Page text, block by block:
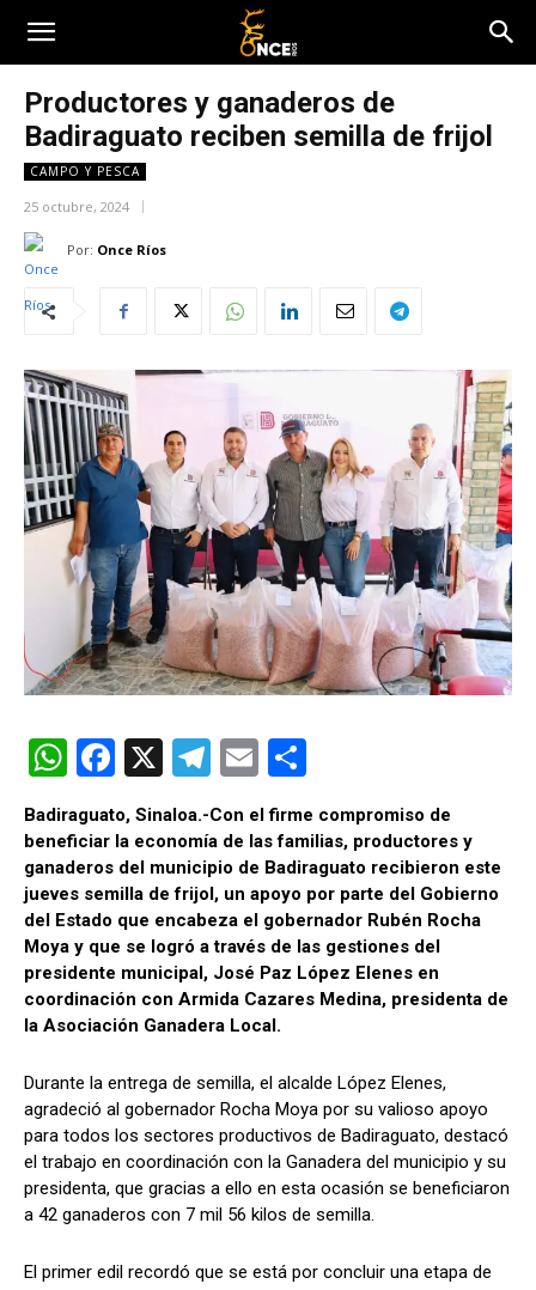
Productores y ganaderos de
Badiraguato reciben semilla de frijol
CAMPO Y PESCA
25 octubre, 2024
Por: Once Ríos
W
at
s
A
p
p
F
ce
b
o
o
k
X
T
el
e
gr
a
m
E
m
ail m
p
ar
tir
Badiraguato, Sinaloa.-Con el firme compromiso de
beneficiar la economía de las familias, productores y
ganaderos del municipio de Badiraguato recibieron este
jueves semilla de frijol, un apoyo por parte del Gobierno
del Estado que encabeza el gobernador Rubén Rocha
Moya y que se logró a través de las gestiones del
presidente municipal, José Paz López Elenes en
coordinación con Armida Cazares Medina, presidenta de
la Asociación Ganadera Local.
Durante la entrega de semilla, el alcalde López Elenes,
agradeció al gobernador Rocha Moya por su valioso apoyo
para todos los sectores productivos de Badiraguato, destacó
el trabajo en coordinación con la Ganadera del municipio y su
presidenta, que gracias a ello en esta ocasión se beneficiaron
a 42 ganaderos con 7 mil 56 kilos de semilla.
El primer edil recordó que se está por concluir una etapa de